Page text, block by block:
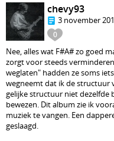
0
chevy93
3 november
Nee, alles wat F#A# zo goed
zorgt voor steeds
weglaten" hadden ze soms
wegneemt dat ik de structuur
gelijke structuur niet dezelfde
bewezen. Dit album zie ik
muziek te vangen. Een
geslaagd.